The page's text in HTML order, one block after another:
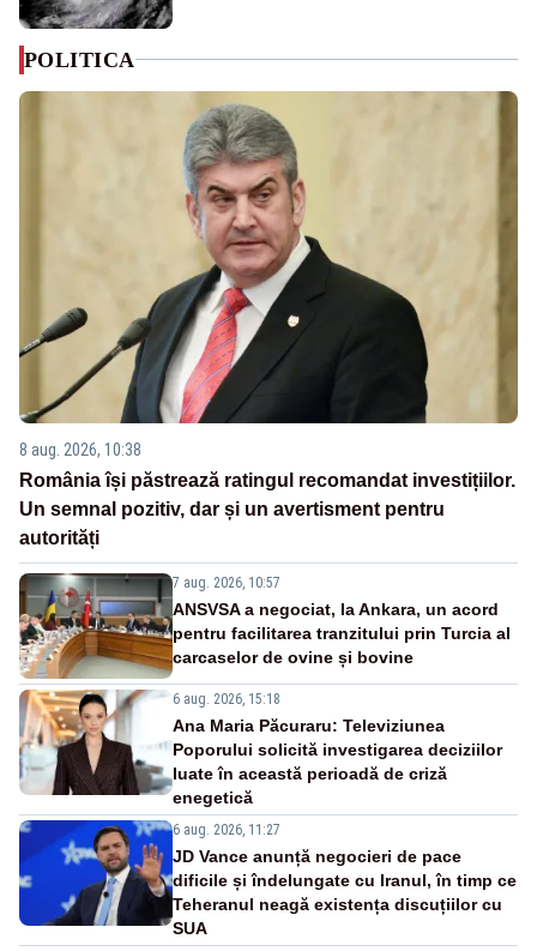
POLITICA
8 aug. 2026, 10:38
România își păstrează ratingul recomandat investițiilor.
Un semnal pozitiv, dar și un avertisment pentru
autorități
7 aug. 2026, 10:57
ANSVSA a negociat, la Ankara, un acord
pentru facilitarea tranzitului prin Turcia al
carcaselor de ovine și bovine
6 aug. 2026, 15:18
Ana Maria Păcuraru: Televiziunea
Poporului solicită investigarea deciziilor
luate în această perioadă de criză
enegetică
6 aug. 2026, 11:27
JD Vance anunță negocieri de pace
dificile și îndelungate cu Iranul, în timp ce
Teheranul neagă existența discuțiilor cu
SUA